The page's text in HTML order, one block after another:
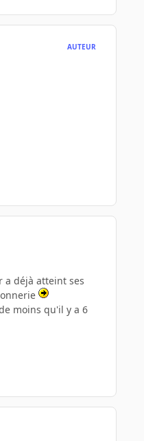
AUTEUR
a déjà atteint ses
moins qu'il y a 6